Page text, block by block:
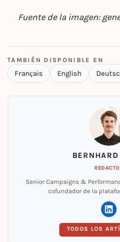
Fuente de la imagen:
TAMBIÉN DISPONIBLE EN
Français English
Senior Campaigns &
cofundador de la
TODOS LOS